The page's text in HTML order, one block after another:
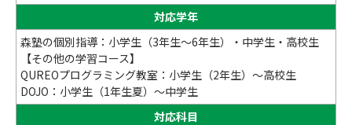
対応学年
森塾の個別指導：小学生（3年生～6年生）・中学生・高校生
【その他の学習コース】
QUREOプログラミング教室：小学生（2年生）～高校生
DOJO：小学生（1年生夏）～中学生
対応科目